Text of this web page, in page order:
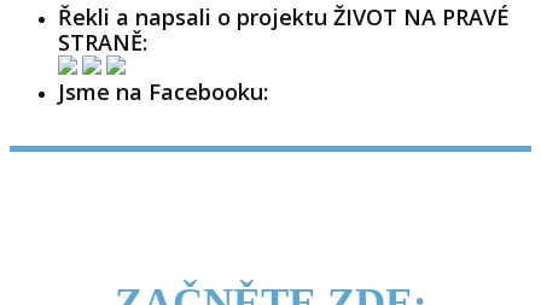
Řekli a napsali o projektu ŽIVOT NA PRAVÉ
STRANĚ:
Jsme na Facebooku: